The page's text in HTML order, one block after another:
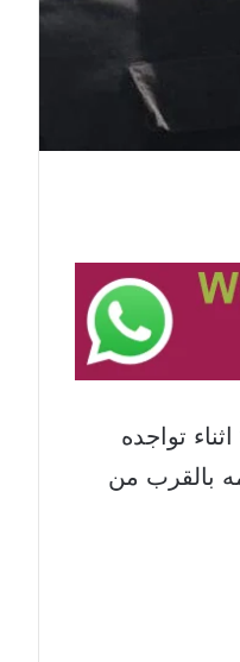
تواجده
بالقرب من